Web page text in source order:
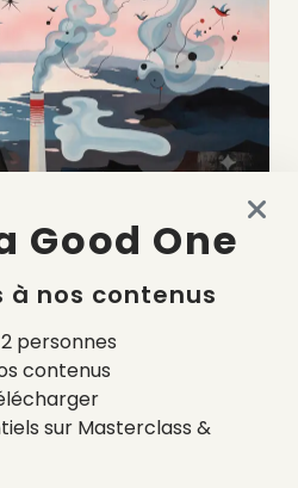
bilan carbone d’une marque
Good One
à nos contenus
personnes
contenus
sur Masterclass &